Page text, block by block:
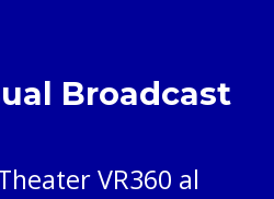
Broadcast
VR360 al